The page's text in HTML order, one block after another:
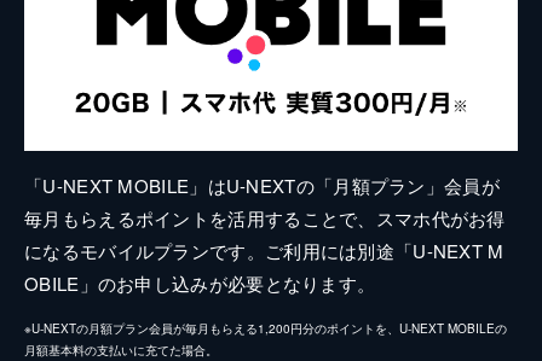
「U-NEXT MOBILE」はU-NEXTの「月額プラン」会員が
毎月もらえるポイントを活用することで、スマホ代がお得
になるモバイルプランです。ご利用には別途「U-NEXT M
OBILE」のお申し込みが必要となります。
※U-NEXTの月額プラン会員が毎月もらえる1,200円分のポイントを、U-NEXT MOBILEの
月額基本料の支払いに充てた場合。